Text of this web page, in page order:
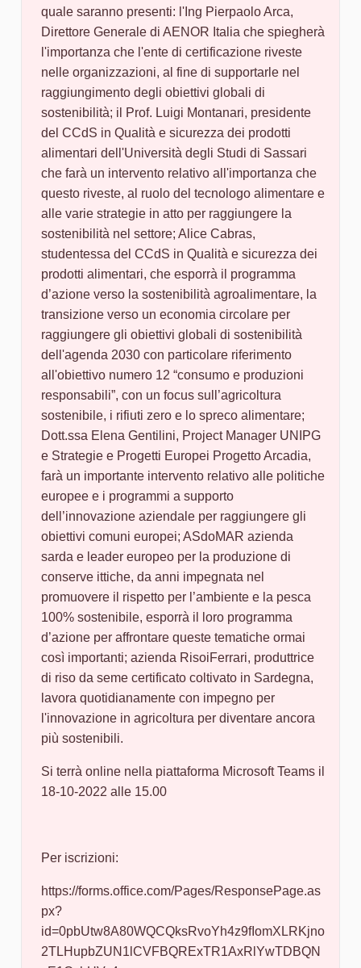
quale saranno presenti: l'Ing Pierpaolo Arca,
Direttore Generale di AENOR Italia che spiegherà
l'importanza che l'ente di certificazione riveste
nelle organizzazioni, al fine di supportarle nel
raggiungimento degli obiettivi globali di
sostenibilità; il Prof. Luigi Montanari, presidente
del CCdS in Qualità e sicurezza dei prodotti
alimentari dell'Università degli Studi di Sassari
che farà un intervento relativo all'importanza che
questo riveste, al ruolo del tecnologo alimentare e
alle varie strategie in atto per raggiungere la
sostenibilità nel settore; Alice Cabras,
studentessa del CCdS in Qualità e sicurezza dei
prodotti alimentari, che esporrà il programma
d’azione verso la sostenibilità agroalimentare, la
transizione verso un economia circolare per
raggiungere gli obiettivi globali di sostenibilità
dell'agenda 2030 con particolare riferimento
all'obiettivo numero 12 “consumo e produzioni
responsabili”, con un focus sull’agricoltura
sostenibile, i rifiuti zero e lo spreco alimentare;
Dott.ssa Elena Gentilini, Project Manager UNIPG
e Strategie e Progetti Europei Progetto Arcadia,
farà un importante intervento relativo alle politiche
europee e i programmi a supporto
dell’innovazione aziendale per raggiungere gli
obiettivi comuni europei; ASdoMAR azienda
sarda e leader europeo per la produzione di
conserve ittiche, da anni impegnata nel
promuovere il rispetto per l’ambiente e la pesca
100% sostenibile, esporrà il loro programma
d’azione per affrontare queste tematiche ormai
così importanti; azienda RisoiFerrari, produttrice
di riso da seme certificato coltivato in Sardegna,
lavora quotidianamente con impegno per
l'innovazione in agricoltura per diventare ancora
più sostenibili.
Si terrà online nella piattaforma Microsoft Teams il
18-10-2022 alle 15.00
Per iscrizioni:
https://forms.office.com/Pages/ResponsePage.as
px?
id=0pbUtw8A80WQCQksRvoYh4z9fIomXLRKjno
2TLHupbZUN1lCVFBQRExTR1AxRlYwTDBQN